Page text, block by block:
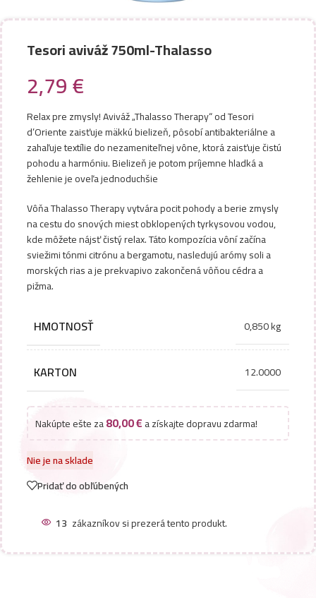
Tesori aviváž 750ml-Thalasso
2,79€
Relax pre zmysly! Aviváž „Thalasso Therapy“ od Tesori
d’Oriente zaisťuje mäkkú bielizeň, pôsobí antibakteriálne a
zahaľuje textílie do nezameniteľnej vône, ktorá zaisťuje čistú
pohodu a harmóniu. Bielizeň je potom príjemne hladká a
žehlenie je oveľa jednoduchšie
Vôňa Thalasso Therapy vytvára pocit pohody a berie zmysly
na cestu do snových miest obklopených tyrkysovou vodou,
kde môžete nájsť čistý relax. Táto kompozícia vôní začína
sviežimi tónmi citrónu a bergamotu, nasledujú arómy soli a
morských rias a je prekvapivo zakončená vôňou cédra a
pižma.
HMOTNOSŤ 0,850 kg
KARTON 12.0000
Nakúpte ešte za80,00€a získajte dopravu zdarma!
Nie je na sklade
Pridať do obľúbených
13 zákazníkov si prezerá tento produkt.